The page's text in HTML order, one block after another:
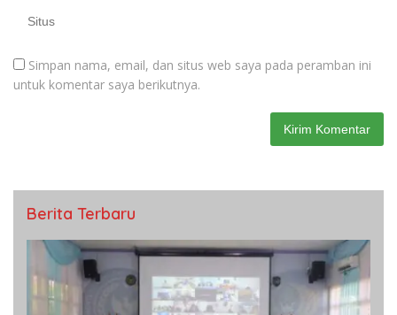
Simpan nama, email, dan situs web saya pada peramban ini
untuk komentar saya berikutnya.
Berita Terbaru